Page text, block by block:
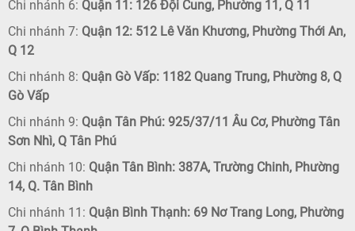
Chi nhánh 6: Quận 11: 126 Đội Cung, Phường 11, Q 11
Chi nhánh 7: Quận 12: 512 Lê Văn Khương, Phường Thới An,
Q 12
Chi nhánh 8: Quận Gò Vấp: 1182 Quang Trung, Phường 8, Q
Gò Vấp
Chi nhánh 9: Quận Tân Phú: 925/37/11 Âu Cơ, Phường Tân
Sơn Nhì, Q Tân Phú
Chi nhánh 10: Quận Tân Bình: 387A, Trường Chinh, Phường
14, Q. Tân Bình
Chi nhánh 11: Quận Bình Thạnh: 69 Nơ Trang Long, Phường